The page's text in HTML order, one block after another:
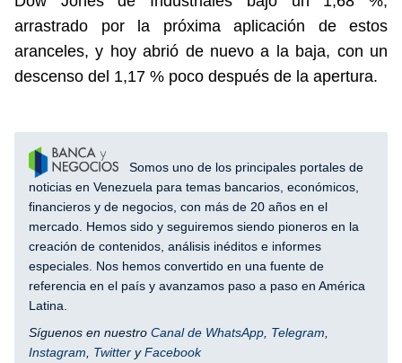
arrastrado por la próxima aplicación de estos
aranceles, y hoy abrió de nuevo a la baja, con un
descenso del 1,17 % poco después de la apertura.
Somos uno de los principales portales de
noticias en Venezuela para temas bancarios, económicos,
financieros y de negocios, con más de 20 años en el
mercado. Hemos sido y seguiremos siendo pioneros en la
creación de contenidos, análisis inéditos e informes
especiales. Nos hemos convertido en una fuente de
referencia en el país y avanzamos paso a paso en América
Latina.
Síguenos en nuestro Canal de WhatsApp, Telegram,
Instagram, Twitter yFacebook